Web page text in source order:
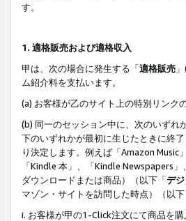
す。
1. 適格販売および適格収入
甲は、次の場合に発生する「適格販売
ム紹介料を支払います。
(a) お客様が乙のサイト上の特別リンク
(b) 同一のセッション中に、次のいずれ
下のいずれかが最初に生じたときに終
り決定します。例えば「Amazon
「Kindle 本」、「Kindle Newspapers
ダウンロードまたは商品）（以下「デ
マゾン・サイトを訪問した時点）（以下
i. お客様が甲の1-Click注文にて商品を購